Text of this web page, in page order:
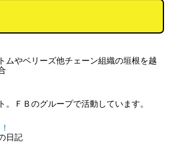
ムやベリーズ他チェーン組織の垣根を越
。ＦＢのグループで活動しています。
日記